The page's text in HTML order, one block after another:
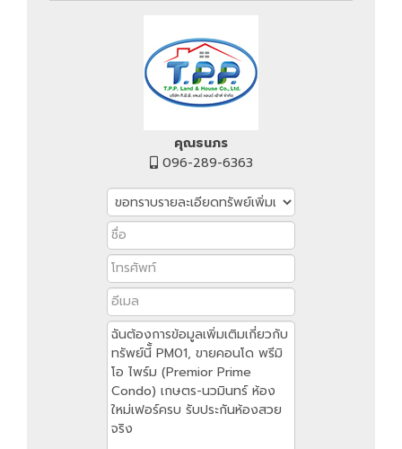
คุณธนภร
096-289-6363